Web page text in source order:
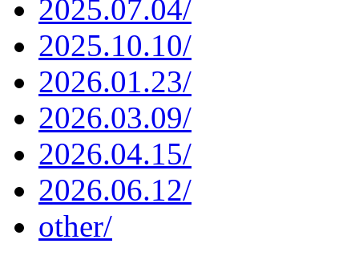
2025.07.04/
2025.10.10/
2026.01.23/
2026.03.09/
2026.04.15/
2026.06.12/
other/